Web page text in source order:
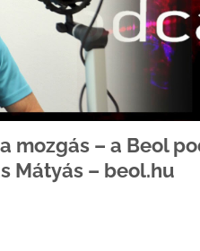
mozgás – a Beol
Mátyás – beol.hu